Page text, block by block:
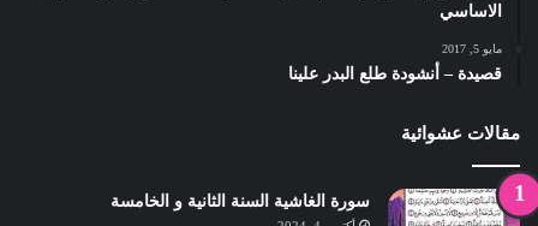
الاساسي
مايو 5, 2017
قصيدة – أنشودة طلع البدر علينا
مقالات عشوائية
سورة الغاشية السنة الثانية و الخامسة